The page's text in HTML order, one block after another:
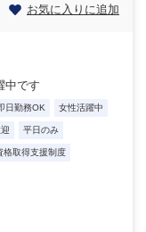
お気に入りに追加
中です
日勤務OK 女性活躍中
平日のみ
格取得支援制度